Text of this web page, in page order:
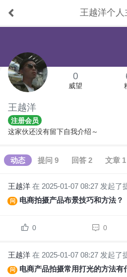
王越洋个人
下拉刷
0
威望
王越洋
注册会员
这家伙还没有留下自我介绍～
动态 提问 9 回答 2 文章 1
王越洋 在 2025-01-07 08:27 发起了
问 电商拍摄产品布景技巧和方法？
0 0
王越洋 在 2025-01-07 08:27 发起了
问 电商产品拍摄常用打光的方法有